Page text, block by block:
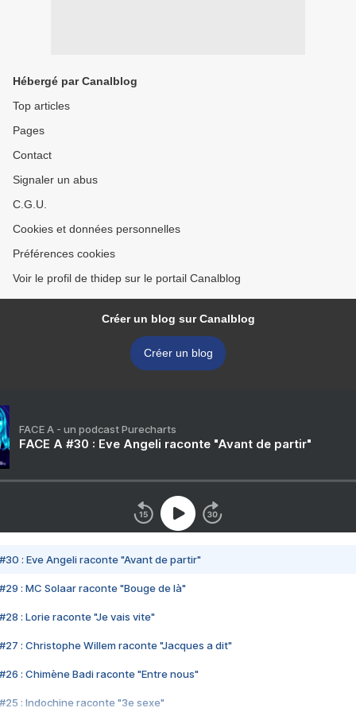
Hébergé par Canalblog
Top articles
Pages
Contact
Signaler un abus
C.G.U.
Cookies et données personnelles
Préférences cookies
Voir le profil de thidep sur le portail Canalblog
Créer un blog sur Canalblog
Créer un blog
FACE A - un podcast Purecharts
FACE A #30 : Eve Angeli raconte "Avant de partir"
#30 : Eve Angeli raconte "Avant de partir"
#29 : MC Solaar raconte "Bouge de là"
#28 : Lorie raconte "Je vais vite"
#27 : Christophe Willem raconte "Jacques a dit"
#26 : Chimène Badi raconte "Entre nous"
#25 : Indochine raconte "3e sexe"